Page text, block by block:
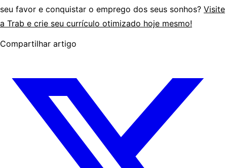
seu favor e conquistar o emprego dos seus sonhos? Visite
a Trab e crie seu currículo otimizado hoje mesmo!
Compartilhar artigo